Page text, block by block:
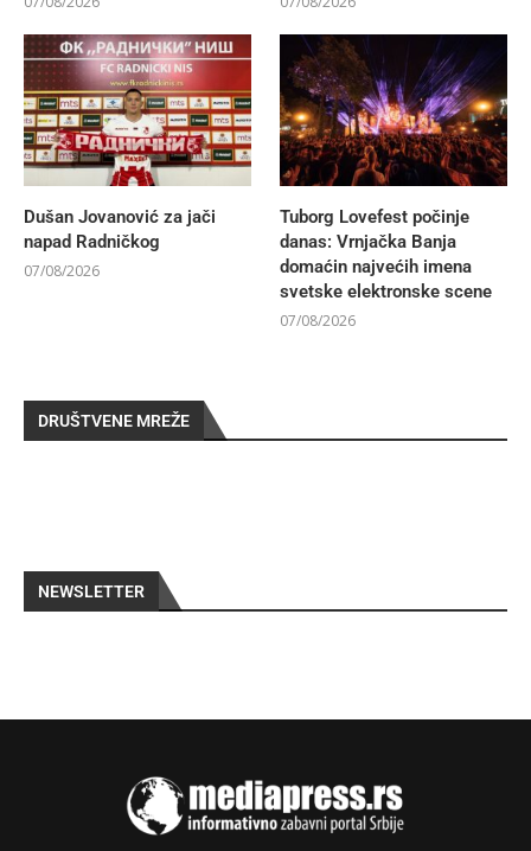
Dušan Jovanović za jači
napad Radničkog
07/08/2026
Tuborg Lovefest počinje
danas: Vrnjačka Banja
domaćin najvećih imena
svetske elektronske scene
07/08/2026
DRUŠTVENE MREŽE
NEWSLETTER